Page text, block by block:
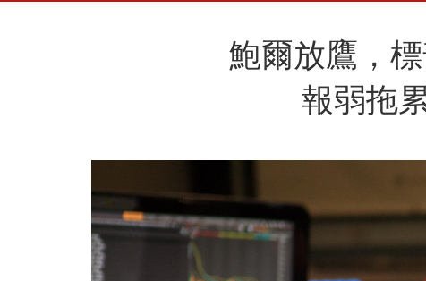
鮑爾放鷹，
報弱拖